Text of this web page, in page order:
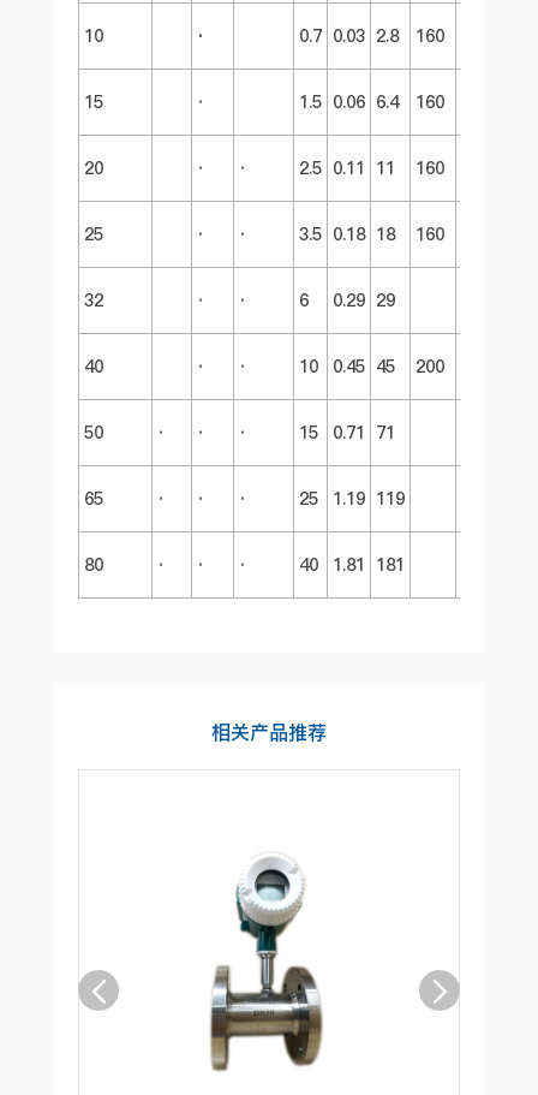
10 · 0.7 0.03 2.8 160
15 · 1.5 0.06 6.4 160
20 · · 2.5 0.11 11 160
25 · · 3.5 0.18 18 160
32 · · 6 0.29 29
40 · · 10 0.45 45 200
50 · · · 15 0.71 71
65 · · · 25 1.19 119
80 · · · 40 1.81 181
相关产品推荐